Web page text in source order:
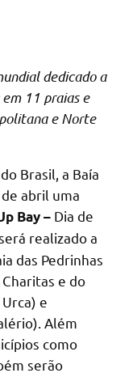
dedicado a
11 praias e
e Norte
Brasil, a Baía
abril uma
Bay – Dia de
realizadoa
das Pedrinhas
e do
e
Além
como
serão